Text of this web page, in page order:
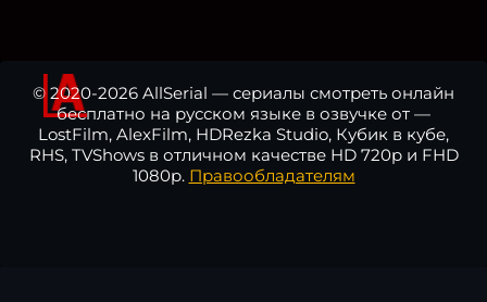
© 2020-2026 AllSerial — сериалы смотреть онлайн
бесплатно на русском языке в озвучке от —
LostFilm, AlexFilm, HDRezka Studio, Кубик в кубе,
RHS, TVShows в отличном качестве HD 720p и FHD
1080p. Правообладателям